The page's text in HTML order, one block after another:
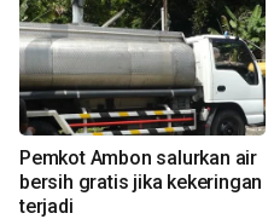
Pemkot Ambon salurkan air
bersih gratis jika kekeringan
terjadi